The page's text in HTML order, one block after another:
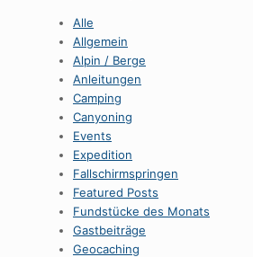
Alle
Allgemein
Alpin / Berge
Anleitungen
Camping
Canyoning
Events
Expedition
Fallschirmspringen
Featured Posts
Fundstücke des Monats
Gastbeiträge
Geocaching